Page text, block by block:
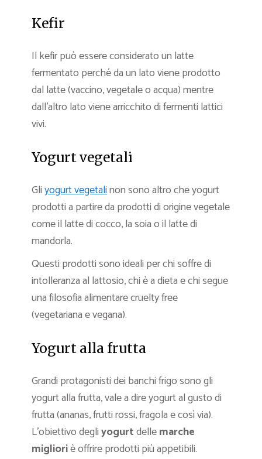
Kefir
Il kefir può essere considerato un latte
fermentato perché da un lato viene prodotto
dal latte (vaccino, vegetale o acqua) mentre
dall’altro lato viene arricchito di fermenti lattici
vivi.
Yogurt vegetali
Gliyogurt vegetalinon sono altro che yogurt
prodotti a partire da prodotti di origine vegetale
come il latte di cocco, la soia o il latte di
mandorla.
Questi prodotti sono ideali per chi soffre di
intolleranza al lattosio, chi è a dieta e chi segue
una filosofia alimentare cruelty free
(vegetariana e vegana).
Yogurt alla frutta
Grandi protagonisti dei banchi frigo sono gli
yogurt alla frutta, vale a dire yogurt al gusto di
frutta (ananas, frutti rossi, fragola e così via).
L’obiettivo degliyogurtdellemarche
miglioriè offrire prodotti più appetibili.